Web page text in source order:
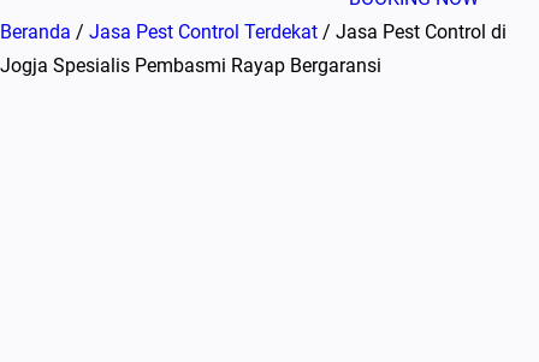
Beranda / Jasa Pest Control Terdekat / Jasa Pest Control di
Jogja Spesialis Pembasmi Rayap Bergaransi